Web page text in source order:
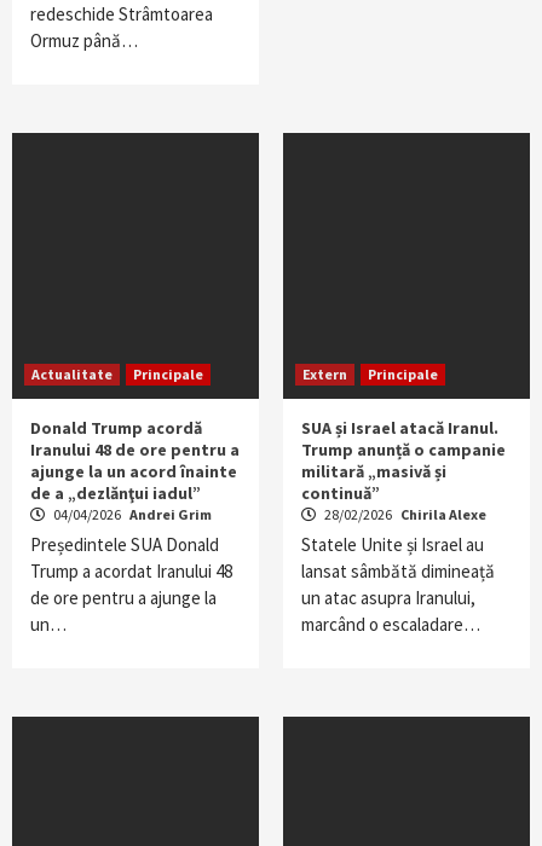
redeschide Strâmtoarea
Ormuz până…
Actualitate Principale
Donald Trump acordă
Iranului 48 de ore pentru a
ajunge la un acord înainte
de a „dezlănţui iadul”
04/04/2026 Andrei Grim
Președintele SUA Donald
Trump a acordat Iranului 48
de ore pentru a ajunge la
un…
Extern Principale
SUA și Israel atacă Iranul.
Trump anunță o campanie
militară „masivă și
continuă”
28/02/2026 Chirila Alexe
Statele Unite și Israel au
lansat sâmbătă dimineață
un atac asupra Iranului,
marcând o escaladare…